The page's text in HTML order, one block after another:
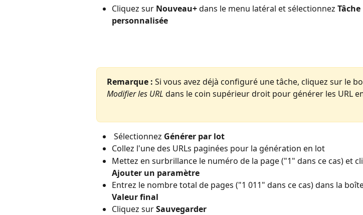
Cliquez sur Nouveau+ dans le menu latéral et sélectionnez Tâche
personnalisée
Remarque : Si vous avez déjà configuré une tâche, cliquez sur le
Modifier les URL dans le coin supérieur droit pour générer les URL
Sélectionnez Générer par lot
Collez l'une des URLs paginées pour la génération en lot
Mettez en surbrillance le numéro de la page ("1" dans ce cas) et
Ajouter un paramètre
Entrez le nombre total de pages ("1 011" dans ce cas) dans la
Valeur final
Cliquez sur Sauvegarder